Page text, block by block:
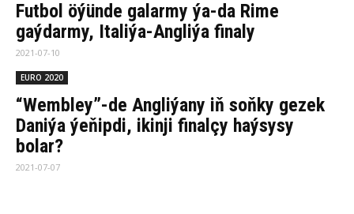
Futbol öýünde galarmy ýa-da Rime
gaýdarmy, Italiýa-Angliýa finaly
2021-07-10
EURO 2020
“Wembley”-de Angliýany iň soňky gezek
Daniýa ýeňipdi, ikinji finalçy haýsysy
bolar?
2021-07-07